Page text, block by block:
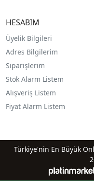
HESABIM
Üyelik Bilgileri
Adres Bilgilerim
Siparişlerim
Stok Alarm Listem
Alışveriş Listem
Fiyat Alarm Listem
Türkiye'nin En Büyük